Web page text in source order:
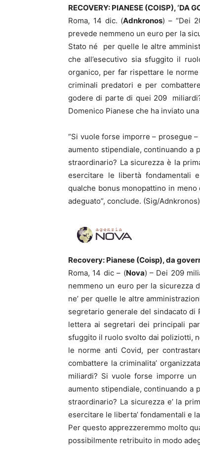
RECOVERY: PIANESE (COISP), ‘DA
Roma, 14 dic. (Adnkronos) – “Dei
prevede nemmeno un euro per la
Stato né per quelle le altre
che all’esecutivo sia sfuggito il
organico, per far rispettare le
criminali predatori e per
godere di parte di quei 209
Domenico Pianese che ha inviato
“Si vuole forse imporre – prosegue
aumento stipendiale, continuando a
straordinario? La sicurezza è la
esercitare le libertà fondamentali
qualche bonus monopattino in
adeguato”, conclude. (Sig/Adnkronos)
Recovery: Pianese (Coisp), da
Roma, 14 dic – (Nova) – Dei 209
nemmeno un euro per la sicurezza
ne’ per quelle le altre
segretario generale del sindacato di
lettera ai segretari dei principali
sfuggito il ruolo svolto dai poliziotti,
le norme anti Covid, per
combattere la criminalita’
miliardi? Si vuole forse imporre
aumento stipendiale, continuando a
straordinario? La sicurezza e’ la
esercitare le liberta’ fondamentali e la
Per questo apprezzeremmo molto
possibilmente retribuito in modo